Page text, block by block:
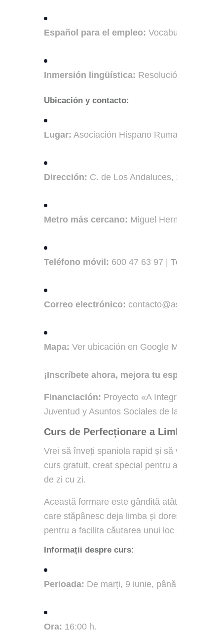
Español para el empleo: Vocabulario
Inmersión lingüística: Resolución de
Ubicación y contacto:
Lugar: Asociación Hispano Rumana Salva
Dirección: C. de Los Andaluces, 20, Local
Metro más cercano: Miguel Hernández
Teléfono móvil: 600 47 63 97 | Teléfono
Correo electrónico:
Mapa: Ver ubicación en Google Maps
¡Inscríbete ahora, mejora tu español y
Financiación: Proyecto «A Integra»,
Juventud y Asuntos Sociales de la
Curs de Perfecționare a Limbii
Vrei să înveți spaniola rapid și să vorbești
curs gratuit, creat special pentru a-ți
de zi cu zi.
Această formare este gândită atât pentru
care stăpânesc deja limba și doresc să o
pentru a facilita căutarea unui loc de muncă.
Informații despre curs:
Perioada: De marți, 9 iunie, până marți, 30
Ora: 16:00 h.